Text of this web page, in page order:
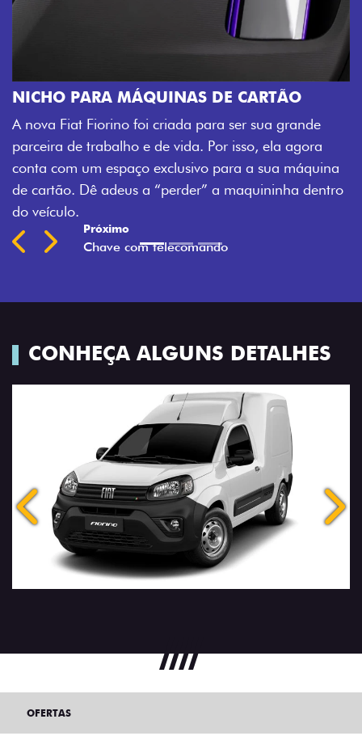
PARA MÁQUINAS DE CARTÃO
Fiat Fiorino foi criada para ser sua grande
de trabalho e de vida. Por isso, ela agora
com um espaço exclusivo para a sua máquina
cartão. Dê adeus a “perder” a maquininha dentro
veículo.
Previous
Next
CONHEÇA ALGUNS DETALHES
Anterior
OFERTAS